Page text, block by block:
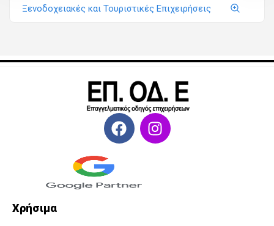
Ξενοδοχειακές και Τουριστικές Επιχειρήσεις
Χρήσιμα